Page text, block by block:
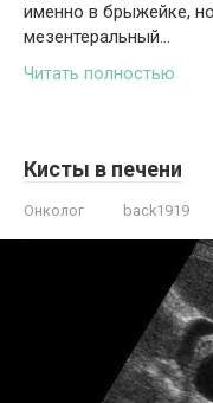
именно в брыжейке,
мезентеральный…
Читать полностью
Кисты в печени
Онколог back1919